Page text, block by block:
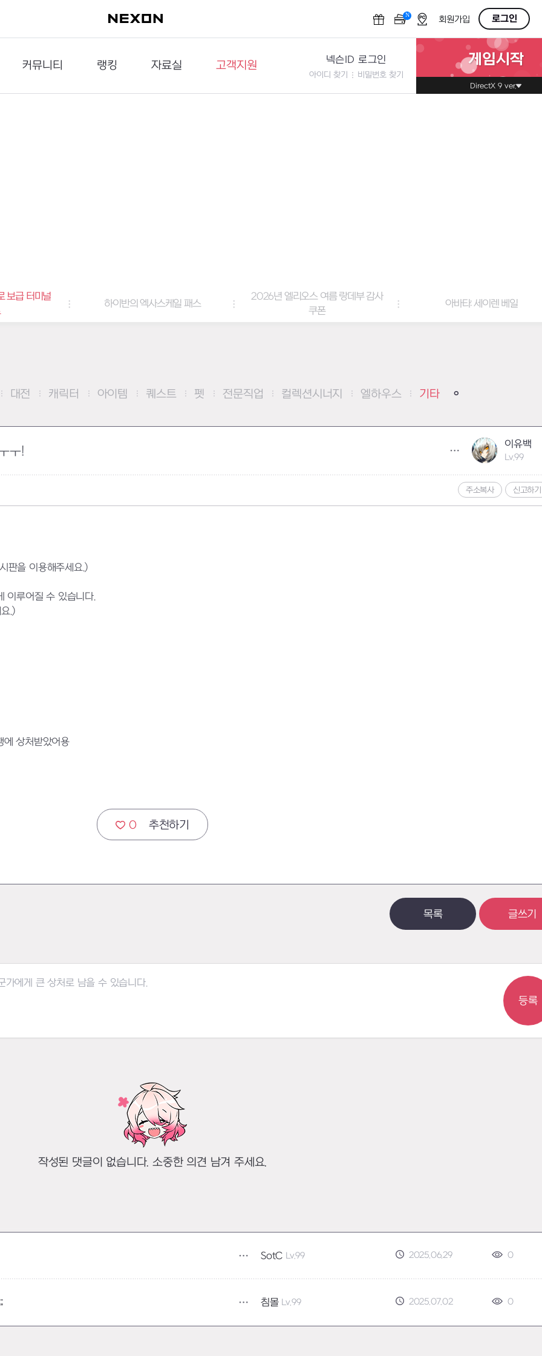
N OFF회원가입 로그인
커뮤니티
이슈게시판
랭킹
던전랭킹
자료실
다운로드
고객지원
문의하기
넥슨ID 로그인
아이디 찾기 비밀번호 찾기
게임시작
DirectX 9 ver.
하이반의 엑사스케일 패스
2026년 엘리오스 여름 랑데부 감사
아바타: 세이렌 베일
대전 캐릭터 아이템 퀘스트 펫 전문직업 컬렉션시너지 엘하우스 기타
ㅜ! 이유백
Lv.99
주소복사 신고하기
판을 이용해주세요.)
이루어질 수 있습니다.
.)
에 상처받았어용
0 추천하기
목록 글쓰기
등록
작성된 댓글이 없습니다. 소중한 의견 남겨 주세요.
SotC Lv.99 2025.06.29 0
침몰 Lv.99 2025.07.02 0